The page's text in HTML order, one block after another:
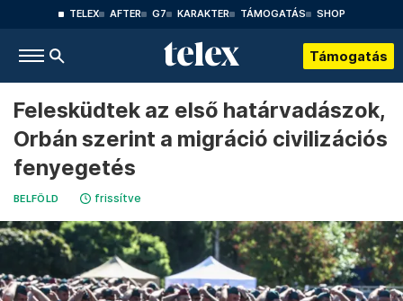
TELEX AFTER G7 KARAKTER TÁMOGATÁS SHOP
Támogatás
Felesküdtek az első határvadászok,
Orbán szerint a migráció civilizációs
fenyegetés
BELFÖLD frissítve